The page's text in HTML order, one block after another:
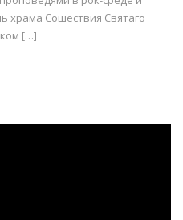
храма Сошествия Святаго
[…]